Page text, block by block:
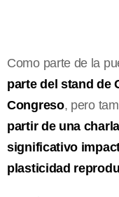
Como parte de la
parte del stand de
Congreso, pero
partir de una
significativo
plasticidad